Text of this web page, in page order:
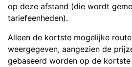
op deze afstand (die wordt
tariefeenheden).
Alleen de kortste mogelijke
weergegeven, aangezien de
gebaseerd worden op de